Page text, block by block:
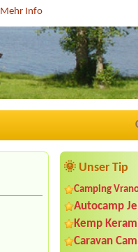
Mehr Info
🌞 Unser Tip
Camping
Autocamp
Kemp
Caravan